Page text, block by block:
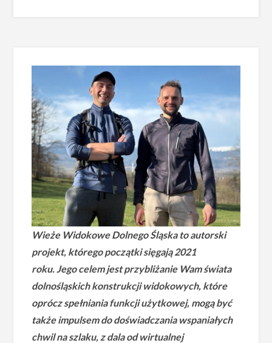
Wieże Widokowe Dolnego Śląska to autorski
projekt, którego początki sięgają 2021
roku.Jego celem jest przybliżanie Wam świata
dolnośląskich konstrukcji widokowych, które
oprócz spełniania funkcji użytkowej, mogą być
także impulsem do doświadczania wspaniałych
chwil na szlaku, z dala od wirtualnej